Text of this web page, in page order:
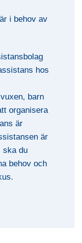
i behov av
hos
barn
organisera
är
är
ska du
behov och